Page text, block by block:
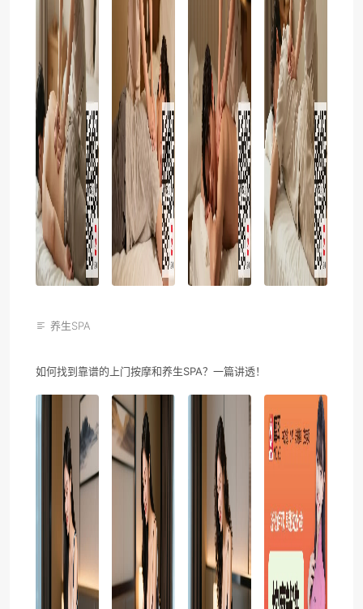
养生SPA
如何找到靠谱的上门按摩和养生SPA？一篇讲透！